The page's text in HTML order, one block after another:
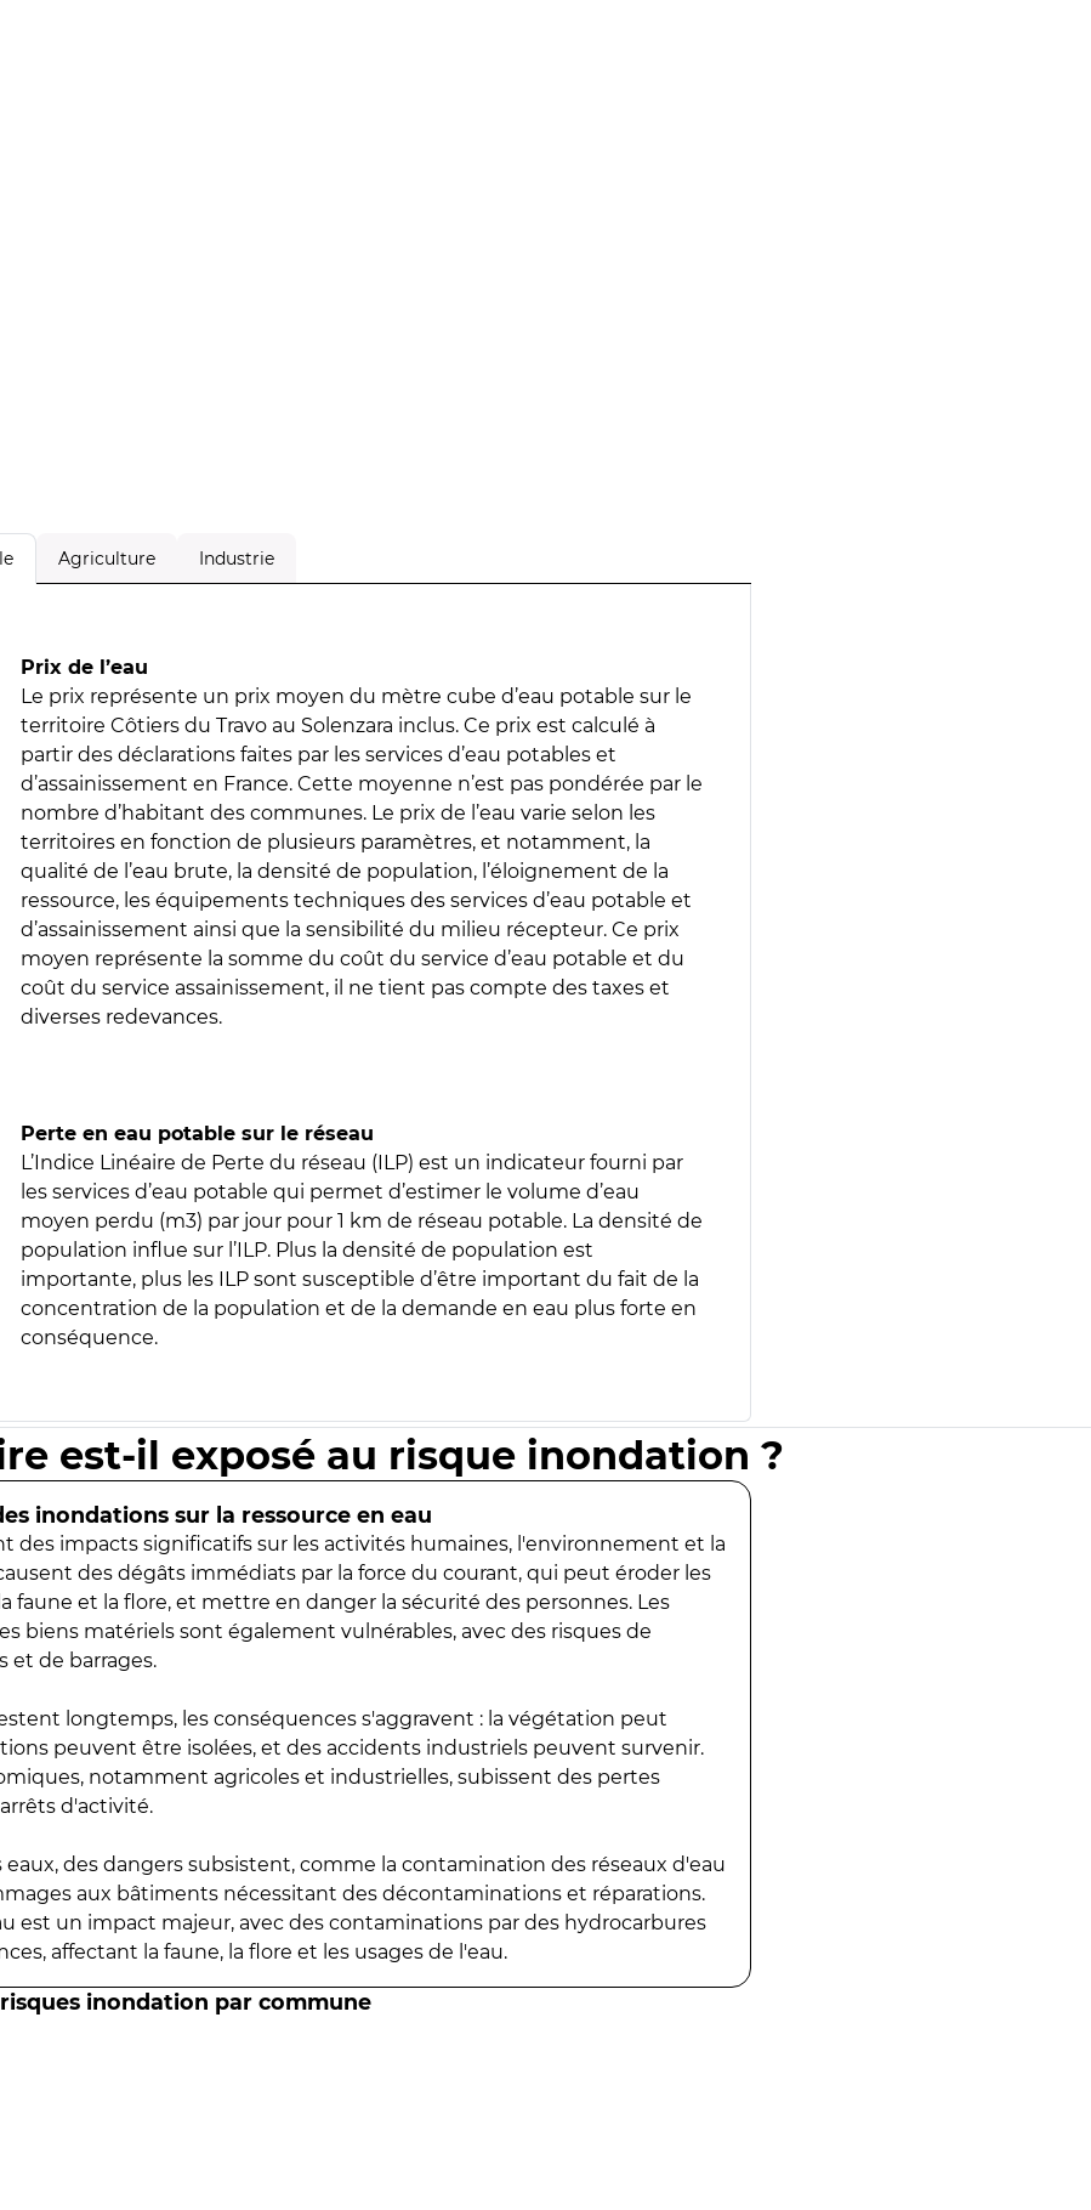
Agriculture Industrie
Prix de l’eau
Le prix représente un prix moyen du mètre cube d’eau potable sur le
territoire Côtiers du Travo au Solenzara inclus. Ce prix est calculé à
partir des déclarations faites par les services d’eau potables et
d’assainissement en France. Cette moyenne n’est pas pondérée par le
nombre d’habitant des communes. Le prix de l’eau varie selon les
territoires en fonction de plusieurs paramètres, et notamment, la
qualité de l’eau brute, la densité de population, l’éloignement de la
ressource, les équipements techniques des services d’eau potable et
d’assainissement ainsi que la sensibilité du milieu récepteur. Ce prix
moyen représente la somme du coût du service d’eau potable et du
coût du service assainissement, il ne tient pas compte des taxes et
diverses redevances.
Perte en eau potable sur le réseau
L’Indice Linéaire de Perte du réseau (ILP) est un indicateur fourni par
les services d’eau potable qui permet d’estimer le volume d’eau
moyen perdu (m3) par jour pour 1 km de réseau potable. La densité de
population influe sur l’ILP. Plus la densité de population est
importante, plus les ILP sont susceptible d’être important du fait de la
concentration de la population et de la demande en eau plus forte en
conséquence.
est-il exposé au risque inondation ?
inondations sur la ressource en eau
des impacts significatifs sur les activités humaines, l'environnement et la
des dégâts immédiats par la force du courant, qui peut éroder les
faune et la flore, et mettre en danger la sécurité des personnes. Les
biens matériels sont également vulnérables, avec des risques de
et de barrages.
longtemps, les conséquences s'aggravent : la végétation peut
peuvent être isolées, et des accidents industriels peuvent survenir.
notamment agricoles et industrielles, subissent des pertes
d'activité.
eaux, des dangers subsistent, comme la contamination des réseaux d'eau
aux bâtiments nécessitant des décontaminations et réparations.
est un impact majeur, avec des contaminations par des hydrocarbures
affectant la faune, la flore et les usages de l'eau.
inondation par commune